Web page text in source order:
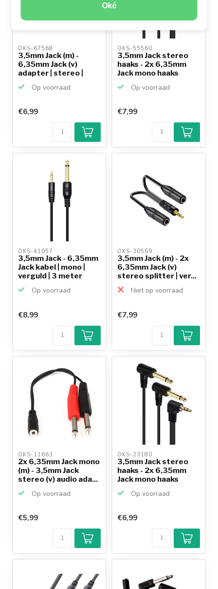
Oké
OKS-67568
3,5mm Jack (m) -
6,35mm Jack (v)
adapter | stereo |
Op voorraad
€6,99
OKS-55560
3,5mm Jack stereo
haaks - 2x 6,35mm
Jack mono haaks
Op voorraad
€7,99
OKS-41057
3,5mm Jack - 6,35mm
Jack kabel | mono |
verguld | 3 meter
Op voorraad
€8,99
OKS-30569
3,5mm Jack (m) - 2x
6,35mm Jack (v)
stereo splitter | ver...
Niet op voorraad
€7,99
OKS-11663
2x 6,35mm Jack mono
(m) - 3,5mm Jack
stereo (v) audio ada...
Op voorraad
€5,99
OKS-23180
3,5mm Jack stereo
haaks - 2x 6,35mm
Jack mono haaks
Op voorraad
€6,99